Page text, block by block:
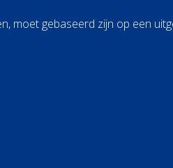
moet gebaseerd zijn op een